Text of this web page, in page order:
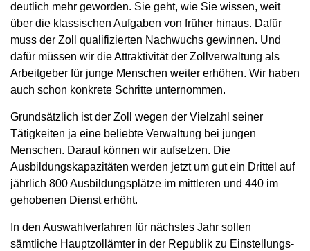
deutlich mehr geworden. Sie geht, wie Sie wissen, weit
über die klassischen Aufgaben von früher hinaus. Dafür
muss der Zoll qualifizierten Nachwuchs gewinnen. Und
dafür müssen wir die Attraktivität der Zollverwaltung als
Arbeitgeber für junge Menschen weiter erhöhen. Wir haben
auch schon konkrete Schritte unternommen.
Grundsätzlich ist der Zoll wegen der Vielzahl seiner
Tätigkeiten ja eine beliebte Verwaltung bei jungen
Menschen. Darauf können wir aufsetzen. Die
Ausbildungskapazitäten werden jetzt um gut ein Drittel auf
jährlich 800 Ausbildungsplätze im mittleren und 440 im
gehobenen Dienst erhöht.
In den Auswahlverfahren für nächstes Jahr sollen
sämtliche Hauptzollämter in der Republik zu Einstellungs-